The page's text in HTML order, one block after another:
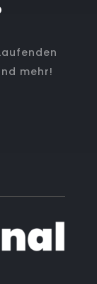
mehr!